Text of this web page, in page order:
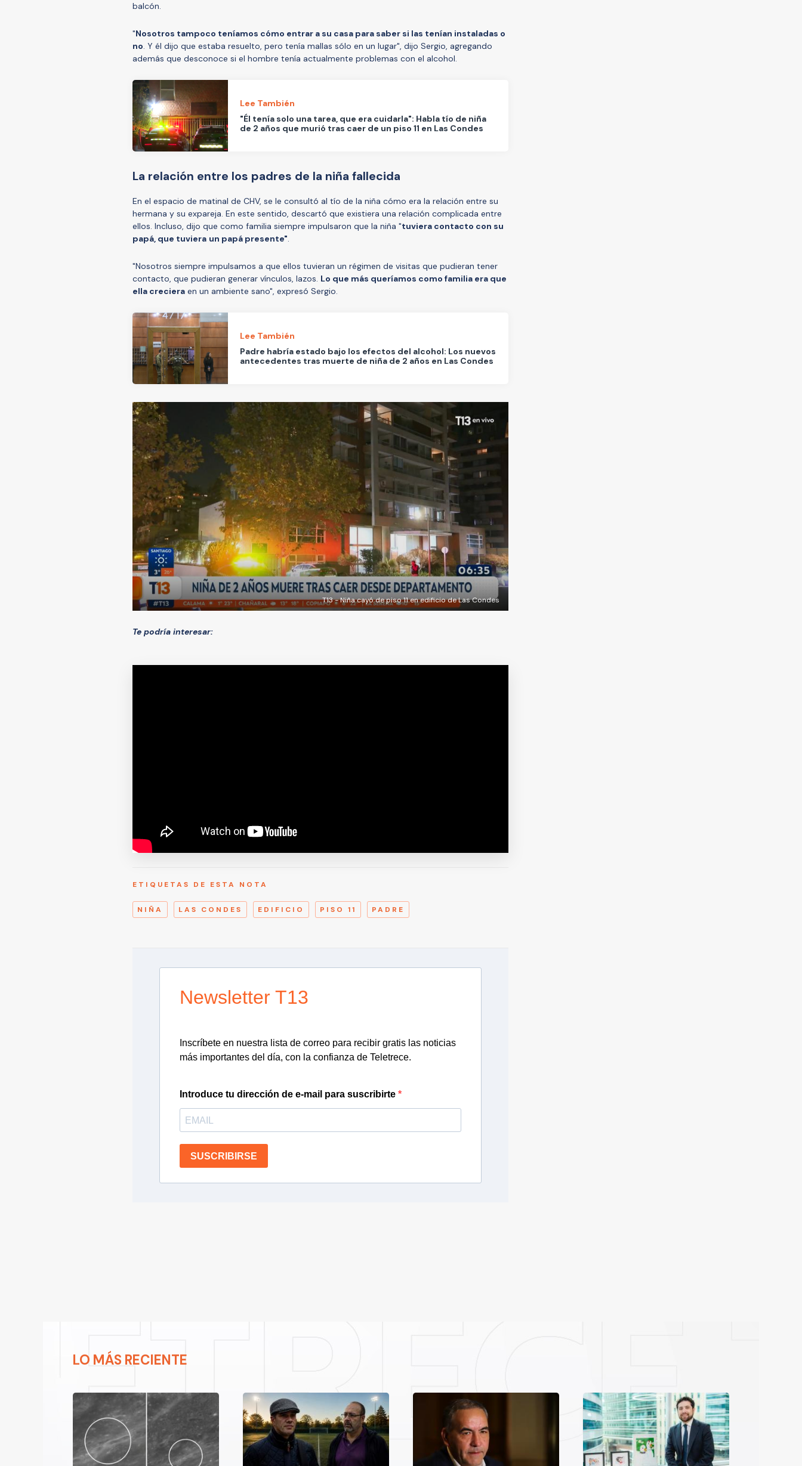
balcón.
"Nosotros tampoco teníamos cómo entrar a su casa para saber si las tenían instaladas o
no. Y él dijo que estaba resuelto, pero tenía mallas sólo en un lugar", dijo Sergio, agregando
además que desconoce si el hombre tenía actualmente problemas con el alcohol.
Lee También
"Él tenía solo una tarea, que era cuidarla": Habla tío de niña
de 2 años que murió tras caer de un piso 11 en Las Condes
La relación entre los padres de la niña fallecida
En el espacio de matinal de CHV, se le consultó al tío de la niña cómo era la relación entre su
hermana y su expareja. En este sentido, descartó que existiera una relación complicada entre
ellos. Incluso, dijo que como familia siempre impulsaron que la niña "tuviera contacto con su
papá, que tuviera un papá presente".
"Nosotros siempre impulsamos a que ellos tuvieran un régimen de visitas que pudieran tener
contacto, que pudieran generar vínculos, lazos. Lo que más queríamos como familia era que
ella creciera en un ambiente sano", expresó Sergio.
Lee También
Padre habría estado bajo los efectos del alcohol: Los nuevos
antecedentes tras muerte de niña de 2 años en Las Condes
T13 - Niña cayó de piso 11 en edificio de Las Condes
Te podría interesar:
ETIQUETAS DE ESTA NOTA
NIÑA LAS CONDES EDIFICIO PISO 11 PADRE
Newsletter T13
Inscríbete en nuestra lista de correo para recibir gratis las noticias
más importantes del día, con la confianza de Teletrece.
Introduce tu dirección de e-mail para suscribirte
SUSCRIBIRSE
LO MÁS RECIENTE